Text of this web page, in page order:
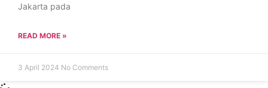
Jakarta pada
READ MORE »
3 April 2024 No Comments